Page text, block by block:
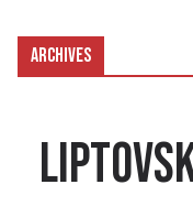
Archives